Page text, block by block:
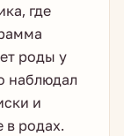
где
роды у
наблюдал
и
в родах.